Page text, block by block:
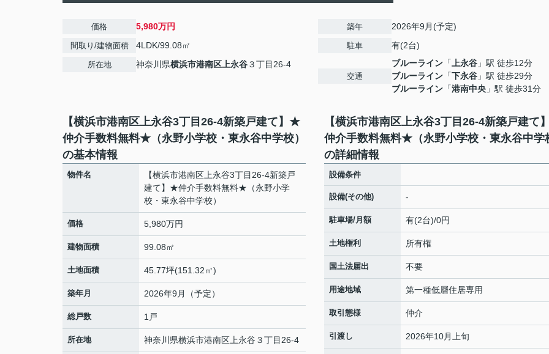
価格 5,980万円
間取り/建物面積 4LDK/99.08㎡
所在地 神奈川県横浜市港南区 上永谷３丁目26-4
築年 2026年9月(予定)
駐車 有(2台)
交通
ブルーライン 「 上永谷 」駅 徒歩12分
ブルーライン 「下永谷 」駅 徒歩29分
ブルーライン 「港南中央 」駅 徒歩31分
【横浜市港南区上永谷3丁目26-4新築戸建て】★
仲介手数料無料★（永野小学校・東永谷中学校）
の基本情報
物件名
【横浜市港南区上永谷3丁目26-4新築戸
建て】★仲介手数料無料★（永野小学
校・東永谷中学校）
価格 5,980万円
建物面積 99.08㎡
土地面積 45.77坪(151.32㎡)
築年月 2026年9月（予定）
総戸数 1戸
所在地 神奈川県横浜市港南区 上永谷 ３丁目26-4
【横浜市港南区上永谷3丁目26-4新築戸建て
仲介手数料無料★（永野小学校・東永谷中学
の詳細情報
設備条件
設備(その他) -
駐車場/月額 有(2台)/0円
土地権利 所有権
国土法届出 不要
用途地域 第一種低層住居専用
取引態様 仲介
引渡し 2026年10月上旬